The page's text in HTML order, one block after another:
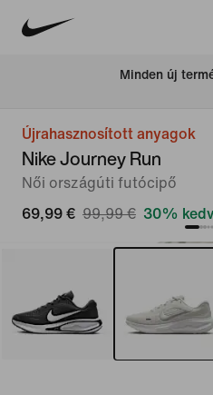
Minden új
Újrahasznosított anyagok
Nike Journey Run
Női országúti futócipő
69,99 € 99,99 € 30%